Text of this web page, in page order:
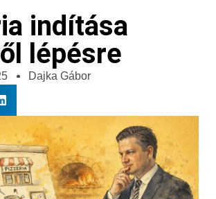
indítása
lépésre
Dajka Gábor